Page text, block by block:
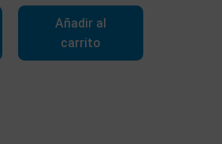
Añadir al
carrito